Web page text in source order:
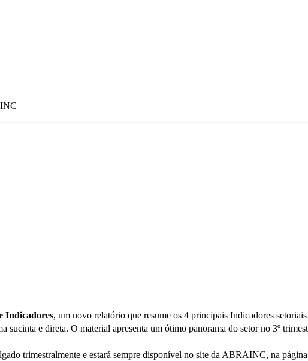
Indicadores, um novo relatório que resume os 4 principais Indicadores
sucinta e direta. O material apresenta um ótimo panorama do setor no 3º
trimestralmente e estará sempre disponível no site da ABRAINC, na